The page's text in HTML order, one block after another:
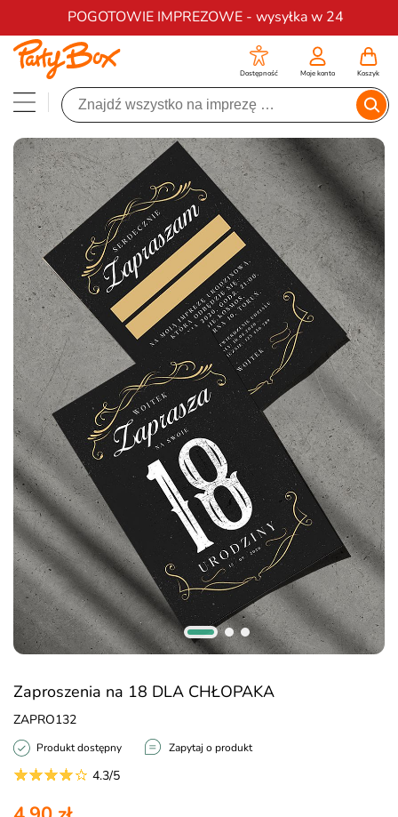
POGOTOWIE IMPREZOWE - wysyłka w 24
Darmowa dostawa na zamówienia od 200 zł
Dostępność Moje konto Koszyk
Zaproszenia na 18 DLA CHŁOPAKA
ZAPRO132
Produkt dostępny Zapytaj o produkt
4.3/5